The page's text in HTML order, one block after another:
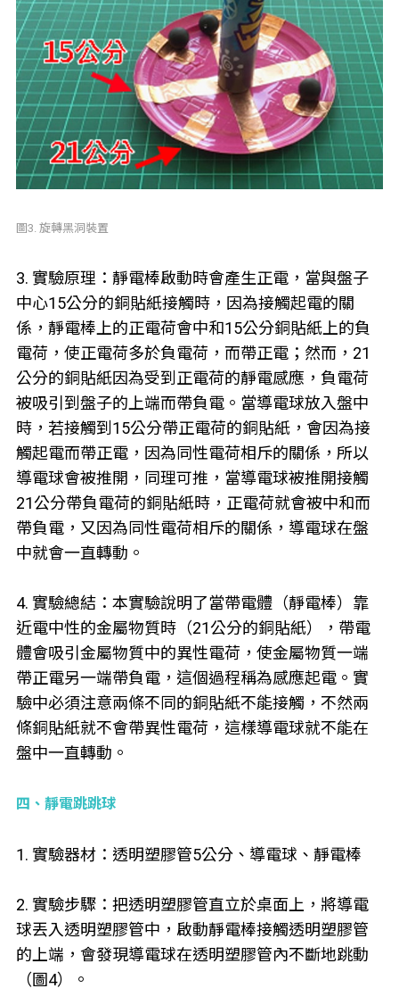
圖3. 旋轉黑洞裝置
3. 實驗原理：靜電棒啟動時會產生正電，當與盤子
中心15公分的銅貼紙接觸時，因為接觸起電的關
係，靜電棒上的正電荷會中和15公分銅貼紙上的負
電荷，使正電荷多於負電荷，而帶正電；然而，21
公分的銅貼紙因為受到正電荷的靜電感應，負電荷
被吸引到盤子的上端而帶負電。當導電球放入盤中
時，若接觸到15公分帶正電荷的銅貼紙，會因為接
觸起電而帶正電，因為同性電荷相斥的關係，所以
導電球會被推開，同理可推，當導電球被推開接觸
21公分帶負電荷的銅貼紙時，正電荷就會被中和而
帶負電，又因為同性電荷相斥的關係，導電球在盤
中就會一直轉動。
4. 實驗總結：本實驗說明了當帶電體（靜電棒）靠
近電中性的金屬物質時（21公分的銅貼紙），帶電
體會吸引金屬物質中的異性電荷，使金屬物質一端
帶正電另一端帶負電，這個過程稱為感應起電。實
驗中必須注意兩條不同的銅貼紙不能接觸，不然兩
條銅貼紙就不會帶異性電荷，這樣導電球就不能在
盤中一直轉動。
四、靜電跳跳球
1. 實驗器材：透明塑膠管5公分、導電球、靜電棒
2. 實驗步驟：把透明塑膠管直立於桌面上，將導電
球丟入透明塑膠管中，啟動靜電棒接觸透明塑膠管
的上端，會發現導電球在透明塑膠管內不斷地跳動
（圖4）。